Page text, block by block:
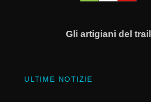
Gli artigiani del trail
ULTIME NOTIZIE